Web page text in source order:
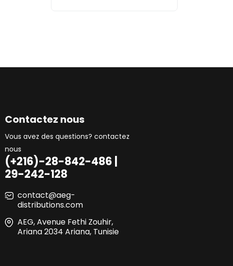
Contactez nous
Vous avez des questions? contactez
nous
(+216)-28-842-486 |
29-242-128
contact@aeg-
distributions.com
AEG, Avenue Fethi Zouhir,
Ariana 2034 Ariana, Tunisie